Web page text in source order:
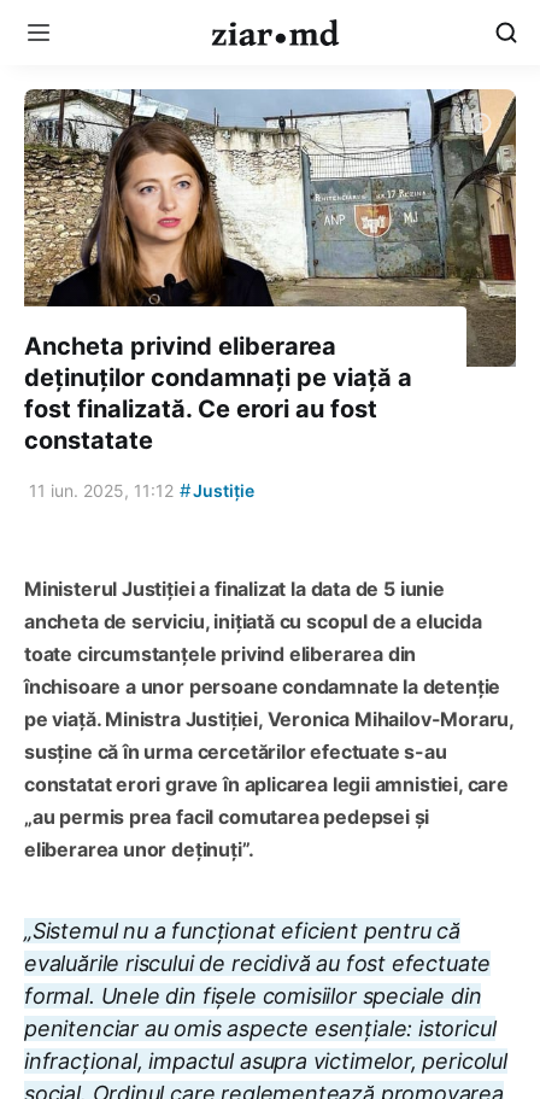
Ancheta privind eliberarea
deținuților condamnați pe viață a
fost finalizată. Ce erori au fost
constatate
11 iun. 2025, 11:12 #Justiție
Ministerul Justiției a finalizat la data de 5 iunie
ancheta de serviciu, inițiată cu scopul de a elucida
toate circumstanțele privind eliberarea din
închisoare a unor persoane condamnate la detenție
pe viață. Ministra Justiției, Veronica Mihailov-Moraru,
susține că în urma cercetărilor efectuate s-au
constatat erori grave în aplicarea legii amnistiei, care
„au permis prea facil comutarea pedepsei și
eliberarea unor deținuți”.
„Sistemul nu a funcționat eficient pentru că
evaluările riscului de recidivă au fost efectuate
formal. Unele din fișele comisiilor speciale din
penitenciar au omis aspecte esențiale: istoricul
infracțional, impactul asupra victimelor, pericolul
social. Ordinul care reglementează promovarea